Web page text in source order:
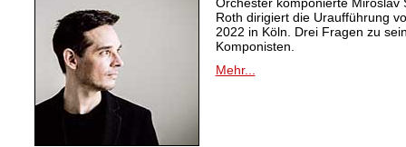
Roth dirigiert die Uraufführung
2022 in Köln. Drei Fragen zu
Komponisten.
Mehr...